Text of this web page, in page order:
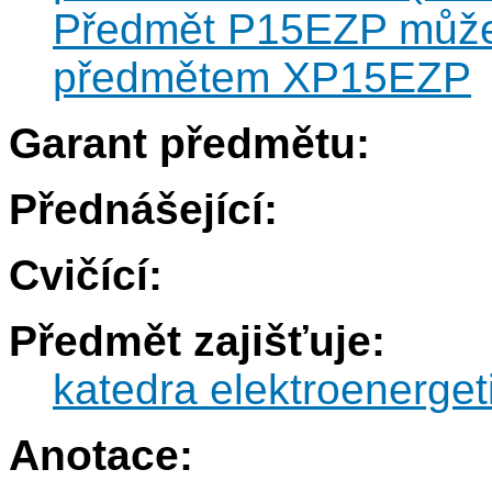
Předmět P15EZP
předmětem XP15EZP
Garant předmětu:
Přednášející:
Cvičící:
Předmět zajišťuje:
katedra
Anotace: